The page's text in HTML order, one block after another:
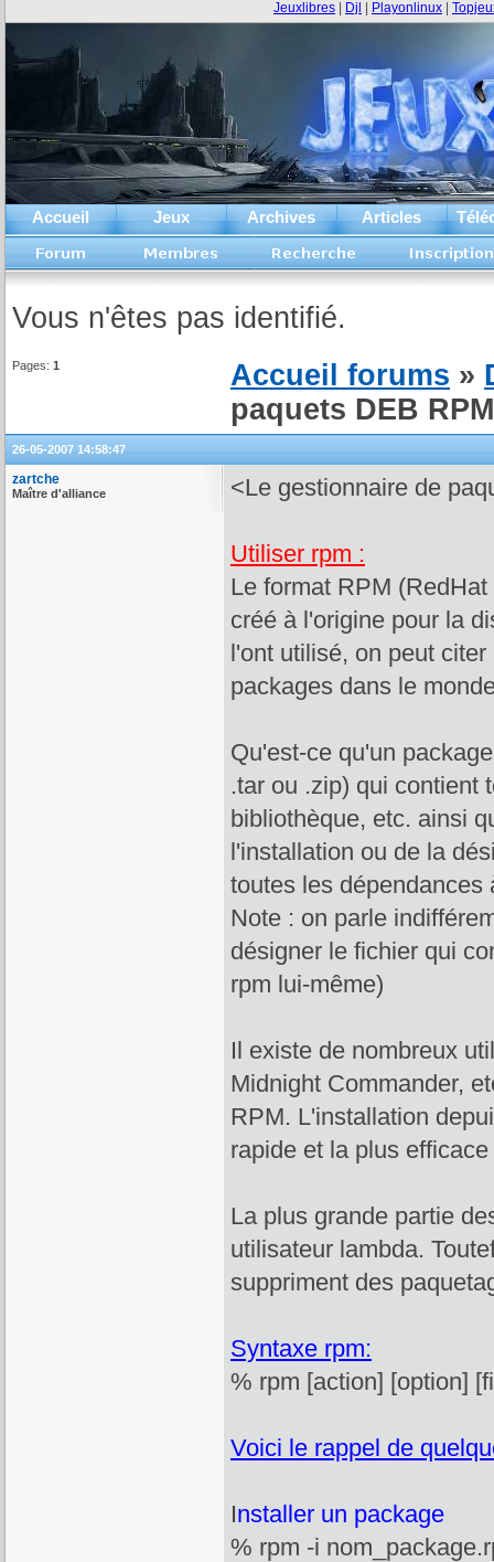
Accueil Jeux Archives Articles
Jeuxlibres Djl Playonlinux
Vous n'êtes pas identifié.
Pages: 1 Accueil forums »
paquets DEB
26-05-2007 14:58:47
zartche
Maître d'alliance <Le gestionnaire de
Utiliser rpm :
Le format RPM
créé à l'origine pour la
l'ont utilisé, on peut
packages dans le
Qu'est-ce qu'un
.tar ou .zip) qui contient
bibliothèque, etc. ainsi
l'installation ou de la
toutes les dépendances
Note : on parle
désigner le fichier qui
rpm lui-même)
Il existe de nombreux
Midnight Commander,
RPM. L'installation
rapide et la plus
La plus grande partie
utilisateur lambda.
suppriment des
Syntaxe rpm:
% rpm [action] [option]
Voici le rappel de
Installer un package
% rpm -i